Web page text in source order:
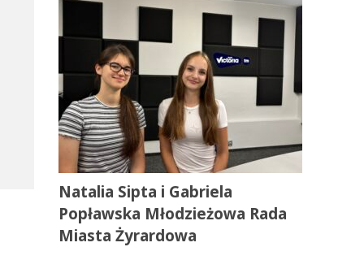
Natalia Sipta i Gabriela
Popławska Młodzieżowa Rada
Miasta Żyrardowa